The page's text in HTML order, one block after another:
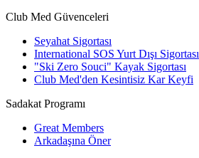
Club Med Güvenceleri
Seyahat Sigortası
International SOS Yurt Dışı Sigortası
"Ski Zero Souci" Kayak Sigortası
Club Med'den Kesintisiz Kar Keyfi
Sadakat Programı
Great Members
Arkadaşına Öner